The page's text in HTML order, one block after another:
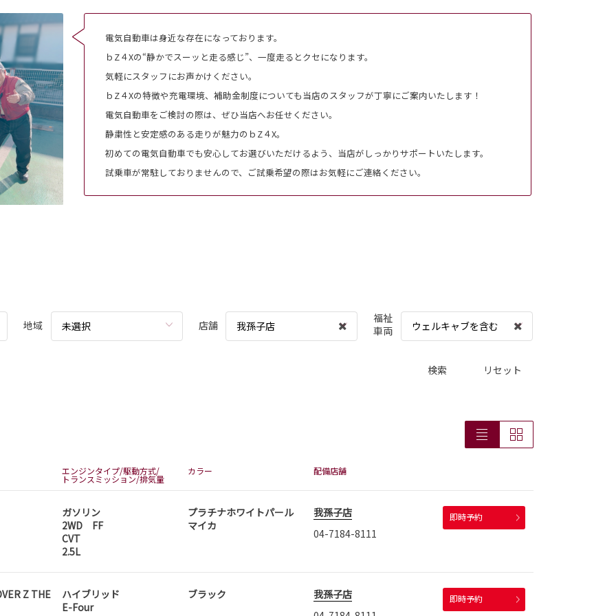
電気自動車は身近な存在になっております。
ｂZ４Xの“静かでスーッと走る感じ”、一度走るとクセになります。
気軽にスタッフにお声かけください。
ｂZ４Xの特徴や充電環境、補助金制度についても当店のスタッフが丁寧にご案内いたします！
電気自動車をご検討の際は、ぜひ当店へお任せください。
静粛性と安定感のある走りが魅力のｂZ４X。
初めての電気自動車でも安心してお選びいただけるよう、当店がしっかりサポートいたします。
試乗車が常駐しておりませんので、ご試乗希望の際はお気軽にご連絡ください。
地域 未選択 店舗 我孫子店
福祉
車両
ウェルキャブを含む
検索 リセット
エンジンタイプ/駆動方式/
トランスミッション/排気量
カラー 配備店舗
ガソリン
2WD FF
CVT
2.5L
プラチナホワイトパール
マイカ
我孫子店
04-7184-8111
即時予約
Z THE
ハイブリッド
E-Four
ブラック
我孫子店
即時予約